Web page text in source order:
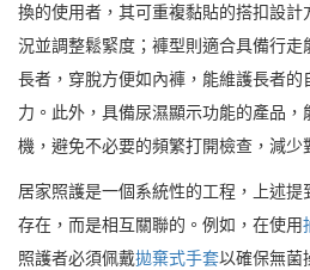
換的使用者，其可重複黏貼的搭扣設計
況並調整鬆緊度；褲型則適合具備行走
長者，穿脫方便如內褲，能維護長者
力。此外，具備尿濕顯示功能的產品
機，避免不必要的頻繁打開檢查，減少
居家照護是一個系統性的工程，上述
存在，而是相互關聯的。例如，在使用
照護者必須佩戴拋棄式手套以確保無菌